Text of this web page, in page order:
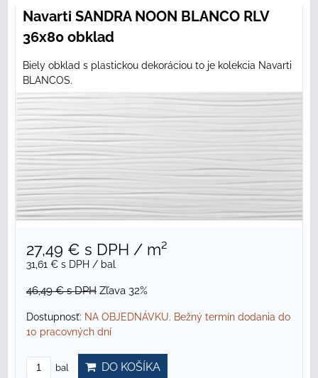
Navarti SANDRA NOON BLANCO RLV
36x80 obklad
Biely obklad s plastickou dekoráciou to je kolekcia Navarti
BLANCOS.
27,49 € s DPH / m²
31,61 € s DPH / bal
46,49 €s DPH Zľava 32%
Dostupnosť: NA OBJEDNÁVKU. Bežný termín dodania do
10 pracovných dní
bal DO KOŠÍKA